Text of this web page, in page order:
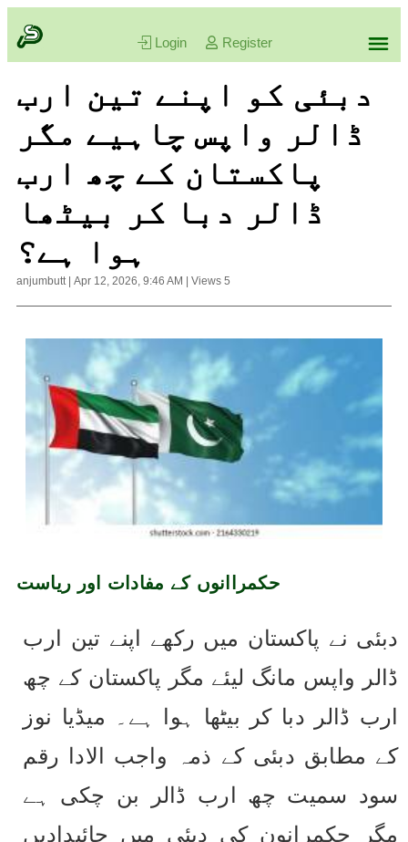
Login Register
دبئی کو اپنے تین ارب
ڈالر واپس چاہیے مگر
پاکستان کے چھ ارب
ڈالر دبا کر بیٹھا
ہوا ہے؟
anjumbutt| Apr 12, 2026, 9:46 AM Views 5
حکمراانوں کے مفادات اور ریاست